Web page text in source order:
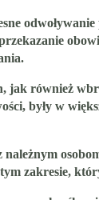
jak również
były w
zakresie,